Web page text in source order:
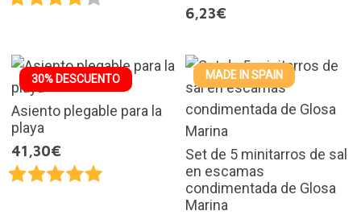
6,23€
30% DESCUENTO
Asiento plegable para la
playa
41,30€
MADE IN SPAIN
Set de 5 minitarros de sal
en escamas
condimentada de Glosa
Marina